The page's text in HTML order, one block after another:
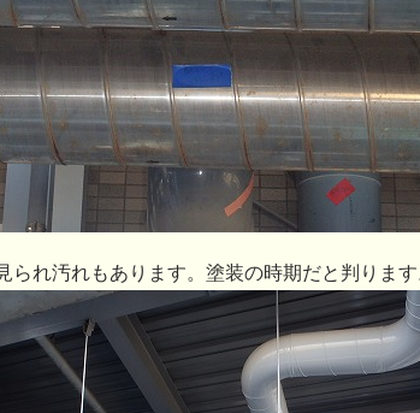
られ汚れもあります。塗装の時期だと判ります